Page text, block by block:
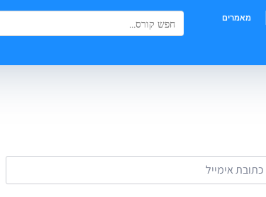
מאמרים Search
for:
Search Button